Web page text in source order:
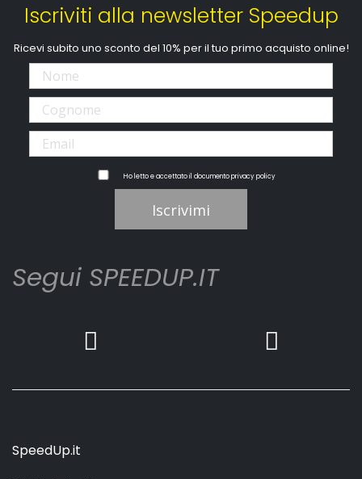
Iscriviti alla newsletter Speedup
Ricevi subito uno sconto del 10% per il tuo primo acquisto online!
Ho letto e accettato il documentoprivacy policy
Iscrivimi
Segui SPEEDUP.IT
SpeedUp.it